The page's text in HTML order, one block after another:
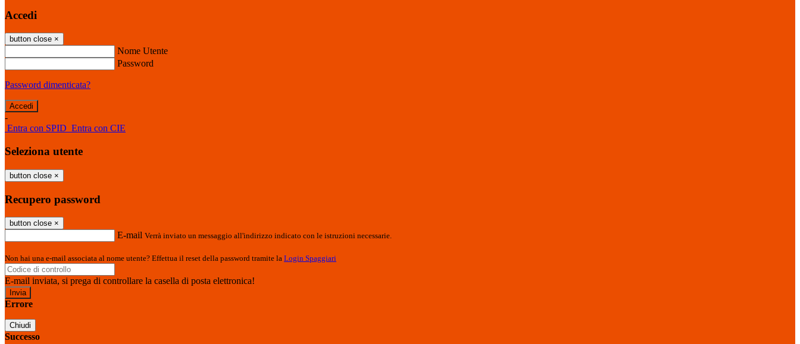
Accedi
button close ×
Nome Utente
Password
Password dimenticata?
-
Entra con SPID Entra con CIE
Seleziona utente
button close ×
Recupero password
button close ×
E-mail Verrà inviato un messaggio all'indirizzo indicato con le istruzioni necessarie.
Non hai una e-mail associata al nome utente? Effettua il reset della password tramite la Login Spaggiari
E-mail inviata, si prega di controllare la casella di posta elettronica!
Errore
Chiudi
Successo